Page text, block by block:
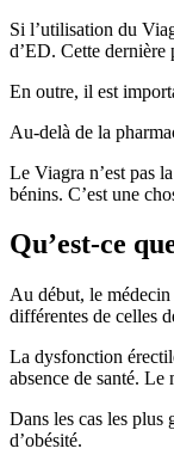
Si l’utilisation du
d’ED. Cette dernière
En outre, il est
Au-delà de la
Le Viagra n’est pas
bénins. C’est une
Qu’est-ce
Au début, le
différentes de celles
La dysfonction
absence de santé.
Dans les cas les plus
d’obésité.